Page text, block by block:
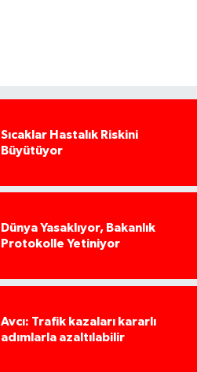
Sıcaklar Hastalık Riskini
Büyütüyor
Dünya Yasaklıyor, Bakanlık
Protokolle Yetiniyor
Avcı: Trafik kazaları kararlı
adımlarla azaltılabilir